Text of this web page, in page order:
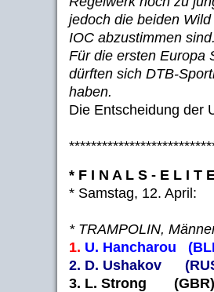
jedoch die beiden
IOC abzustimmen
Für die ersten Europa
dürften sich DTB-
haben.
Die Entscheidung der
* F I N A L S - E L I T
* Samstag, 12. April:
* TRAMPOLIN,
1. U. Hancharou
2. D. Ushakov
3. L. Strong (GBR)